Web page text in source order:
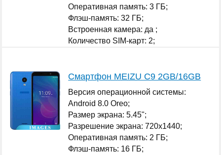
Оперативная память: 3 ГБ;
Флэш-память: 32 ГБ;
Встроенная камера: да ;
Количество SIM-карт: 2;
Смартфон MEIZU C9 2GB/16GB
Версия операционной системы:
Android 8.0 Oreo;
Размер экрана: 5.45";
Разрешение экрана: 720x1440;
Оперативная память: 2 ГБ;
Флэш-память: 16 ГБ;